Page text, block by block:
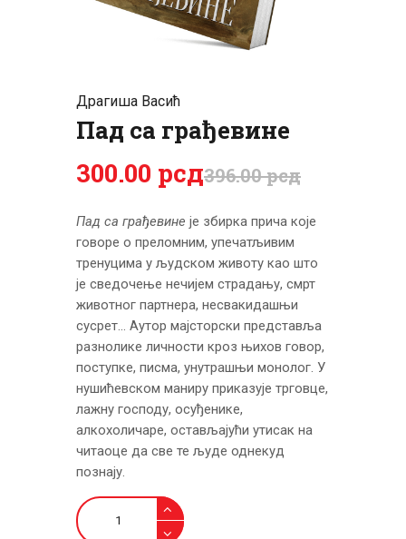
ЦЕНОВНИК
Драгиша Васић
Пад са грађевине
396.00рсд
300.00 рсд
Пад са грађевине је збирка прича које
говоре о преломним, упеча­тљивим
тренуцима у људском животу као што
је сведочење не­­чијем страдању, смрт
животног партнера, несва­­­кидашњи
сусрет… Аутор мајсторски представља
разнолике личности кроз њихов говор,
поступке, писма, унутрашњи монолог. У
нушићевском маниру приказује трговце,
лажну господу, осуђенике,
алкохоличаре, остављајући утисак на
чита­оце да све те људе однекуд
познају.
Пад
са